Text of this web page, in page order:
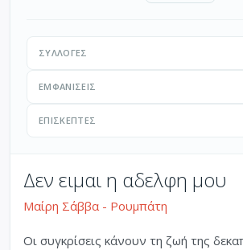
ΣΥΛΛΟΓΈΣ
ΕΜΦΑΝΊΣΕΙΣ
ΕΠΙΣΚΈΠΤΕΣ
Δεν ειμαι η αδελφη μου
Μαίρη Σάββα - Ρουμπάτη
Οι συγκρίσεις κάνουν τη ζωή της